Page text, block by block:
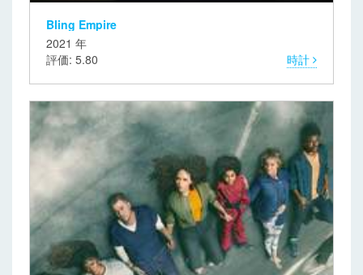
Bling Empire
2021 年
評価: 5.80
時計